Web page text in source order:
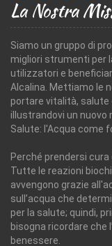
La Nostra
Siamo un gruppo di
migliori strumenti per
utilizzatori e
Alcalina. Mettiamo le
portare vitalità, salute
illustrandovi un
Salute: l'Acqua come
Perché prendersi cura
Tutte le reazioni
avvengono grazie
sull’acqua che
per la salute; quindi,
bisogna ricordare che
benessere.